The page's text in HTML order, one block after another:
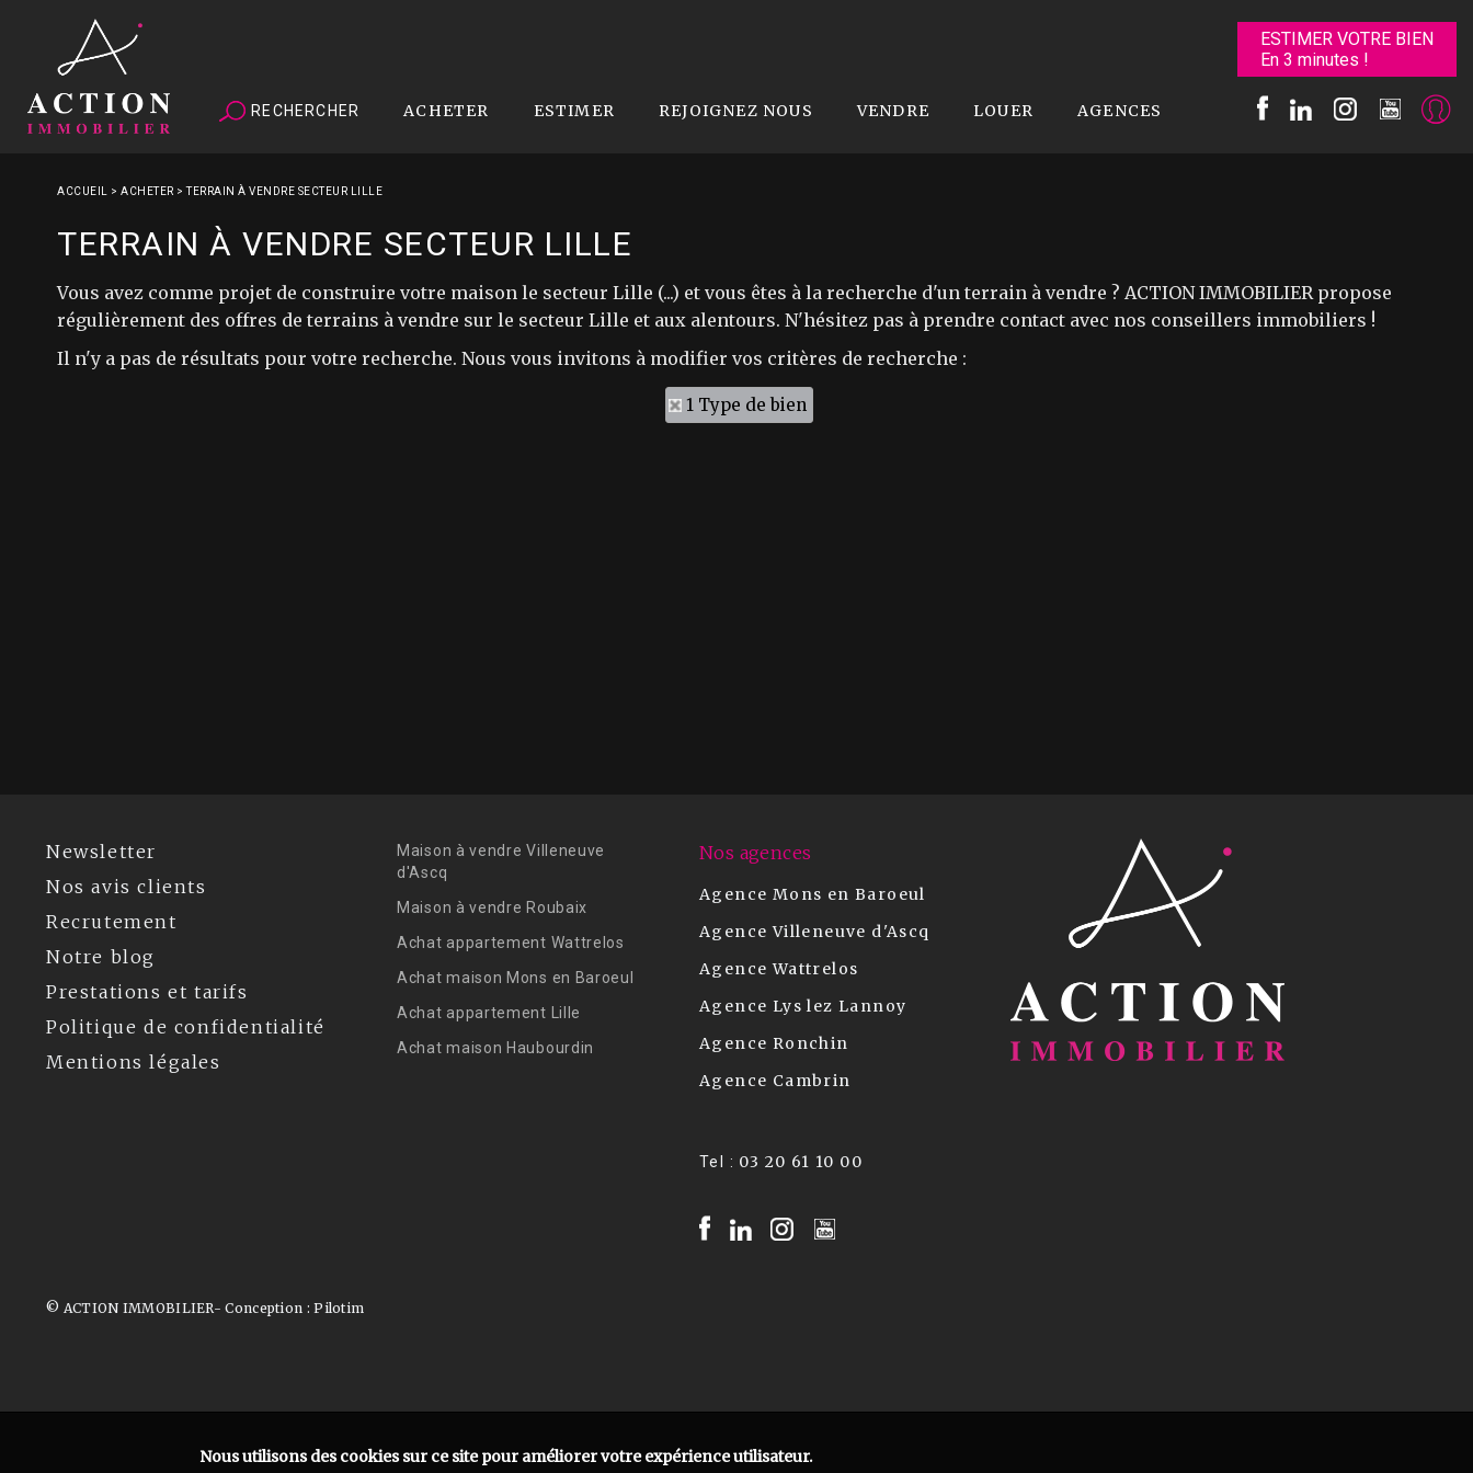
ESTIMER VOTRE BIEN
En 3 minutes !
RECHERCHER ACHETER ESTIMER REJOIGNEZ NOUS VENDRE LOUER AGENCES
ACCUEIL > ACHETER >TERRAIN À VENDRE SECTEUR LILLE
TERRAIN À VENDRE SECTEUR LILLE
Vous avez comme projet de construire votre maison le secteur Lille (...) et vous êtes à la recherche d'un terrain à vendre ? ACTION IMMOBILIER propose
régulièrement des offres de terrains à vendre sur le secteur Lille et aux alentours. N'hésitez pas à prendre contact avec nos conseillers immobiliers !
Il n'y a pas de résultats pour votre recherche. Nous vous invitons à modifier vos critères de recherche :
1 Type de bien
Newsletter
Nos avis clients
Recrutement
Notre blog
Prestations et tarifs
Politique de confidentialité
Mentions légales
Maison à vendre Villeneuve
d'Ascq
Maison à vendre Roubaix
Achat appartement Wattrelos
Achat maison Mons en Baroeul
Achat appartement Lille
Achat maison Haubourdin
Nos agences
Agence Mons en Baroeul
Agence Villeneuve d'Ascq
Agence Wattrelos
Agence Lys lez Lannoy
Agence Ronchin
Agence Cambrin
Tel : 03 20 61 10 00
© ACTION IMMOBILIER- Conception :Pilotim
Nous utilisons des cookies sur ce site pour améliorer votre expérience utilisateur.